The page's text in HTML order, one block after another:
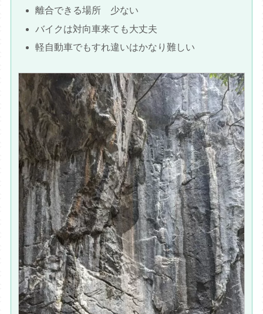
離合できる場所 少ない
バイクは対向車来ても大丈夫
軽自動車でもすれ違いはかなり難しい